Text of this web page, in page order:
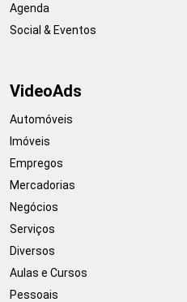
Agenda
Social & Eventos
VideoAds
Automóveis
Imóveis
Empregos
Mercadorias
Negócios
Serviços
Diversos
Aulas e Cursos
Pessoais